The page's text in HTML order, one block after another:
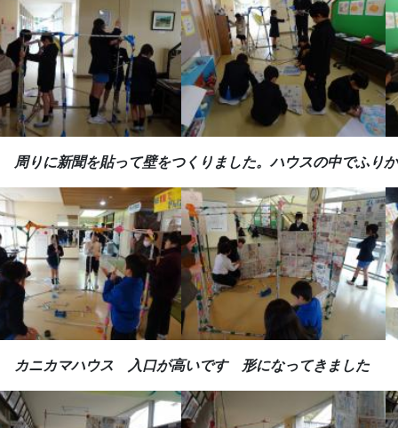
周りに新聞を貼って壁をつくりました。ハウスの中でふり
カニカマハウス 入口が高いです 形になってきました